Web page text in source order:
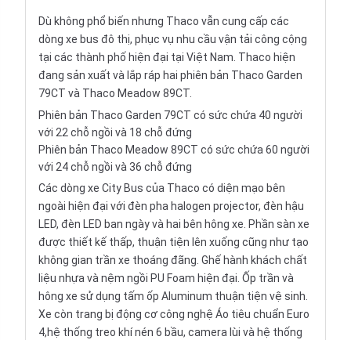
Dù không phổ biến nhưng Thaco vẫn cung cấp các
dòng xe bus đô thị, phục vụ nhu cầu vận tải công cộng
tại các thành phố hiện đại tại Việt Nam. Thaco hiện
đang sản xuất và lắp ráp hai phiên bản Thaco Garden
79CT và Thaco Meadow 89CT.
Phiên bản Thaco Garden 79CT có sức chứa 40 người
với 22 chỗ ngồi và 18 chỗ đứng
Phiên bản Thaco Meadow 89CT có sức chứa 60 người
với 24 chỗ ngồi và 36 chỗ đứng
Các dòng xe City Bus của Thaco có diện mạo bên
ngoài hiện đại với đèn pha halogen projector, đèn hậu
LED, đèn LED ban ngày và hai bên hông xe. Phần sàn xe
được thiết kế thấp, thuận tiện lên xuống cũng như tạo
không gian trần xe thoáng đãng. Ghế hành khách chất
liệu nhựa và nệm ngồi PU Foam hiện đại. Ốp trần và
hông xe sử dụng tấm ốp Aluminum thuận tiện vệ sinh.
Xe còn trang bị động cơ công nghệ Áo tiêu chuẩn Euro
4,hệ thống treo khí nén 6 bầu, camera lùi và hệ thống